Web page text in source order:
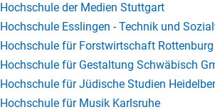
Hochschule der Medien Stuttgart
Hochschule Esslingen - Technik und
Hochschule für Forstwirtschaft Rottenburg
Hochschule für Gestaltung Schwäbisch
Hochschule für Jüdische Studien
Hochschule für Musik Karlsruhe